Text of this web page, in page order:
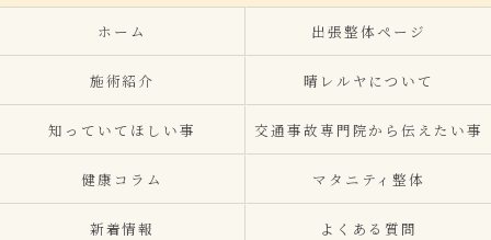
ホーム 出張整体ページ
施術紹介 晴レルヤについて
知っていてほしい事 交通事故専門院から伝えたい事
健康コラム マタニティ整体
新着情報 よくある質問